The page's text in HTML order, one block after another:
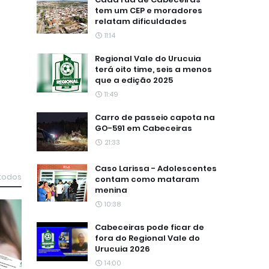
tem um CEP e moradores
relatam dificuldades
11:14
Regional Vale do Urucuia
terá oito time, seis a menos
que a edição 2025
11:49
Carro de passeio capota na
GO-591 em Cabeceiras
21:33
Caso Larissa - Adolescentes
contam como mataram
menina
10:38
Cabeceiras pode ficar de
fora do Regional Vale do
Urucuia 2026
14:00